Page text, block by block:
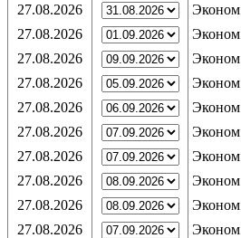
27.08.2026
Эконом
27.08.2026
Эконом
27.08.2026
Эконом
27.08.2026
Эконом
27.08.2026
Эконом
27.08.2026
Эконом
27.08.2026
Эконом
27.08.2026
Эконом
27.08.2026
Эконом
27.08.2026
Эконом